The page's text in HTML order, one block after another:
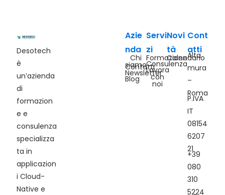
Desotech
è
un’azienda
di
formazion
e e
consulenza
specializza
ta in
applicazion
i Cloud-
Native e
Azie
nda
Chi
siamo
Contatti
Newsletter
Blog
Servi
zi
Formazione
Consulenza
Lavora
con
noi
Novi
tà
Calendario
Cont
atti
Alta
mura
–
Roma
P.IVA
IT
08154
6207
21
+39
080
310
5224